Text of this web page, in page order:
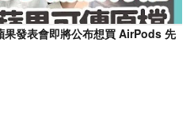
發表會即將公布想買 AirPods 先